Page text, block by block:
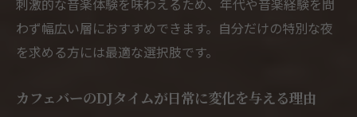
わず幅広い層におすすめできます。自分だけの特別な夜
を求める方には最適な選択肢です。
カフェバーのDJタイムが日常に変化を与える理由